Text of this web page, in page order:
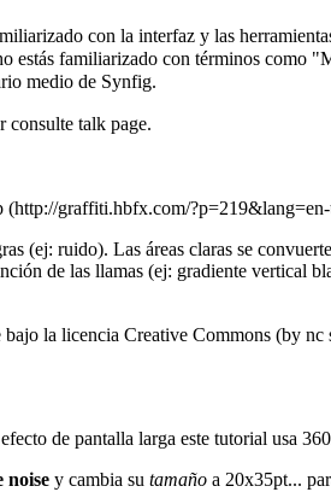
con la interfaz y las
estás familiarizado con términos como "
medio de Synfig.
consulte talk page.
(ej: ruido). Las áreas claras se
de las llamas (ej: gradiente vertical
bajo la licencia Creative Commons (by nc
de pantalla larga este tutorial usa
noise y cambia su tamaño a 20x35pt...